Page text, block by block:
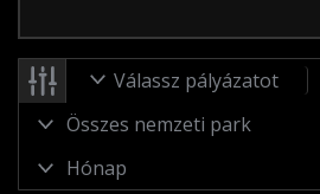
Válassz pályázatot